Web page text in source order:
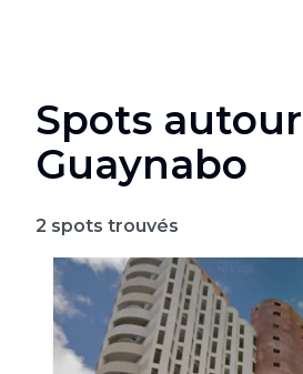
Spots
Guaynabo
2 spots trouvés